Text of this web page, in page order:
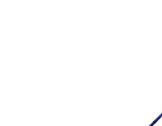
Товары